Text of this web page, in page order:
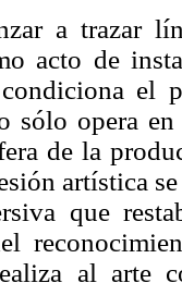
a trazar
acto de
el
sólo opera
de la
artística
que
al arte